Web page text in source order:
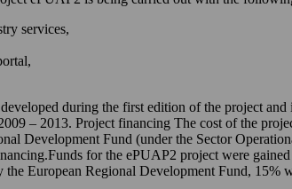
ie,
na ePUAP-ie i w serwisie mObywatel.gov.pl,
formularzy elektronicznych udostępnionych na
podmioty publiczne.
i Rady (UE) 2016/679 z dnia 27 kwietnia
danych osobowych i w sprawie swobodnego
services,
during the first edition of the project
– 2013. Project financing The cost of the
Development Fund (under the Sector
for the ePUAP2 project were
European Regional Development Fund, 15%